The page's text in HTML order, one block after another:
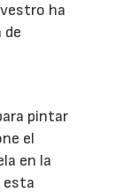
ha
de
pintar
el
en la
esta